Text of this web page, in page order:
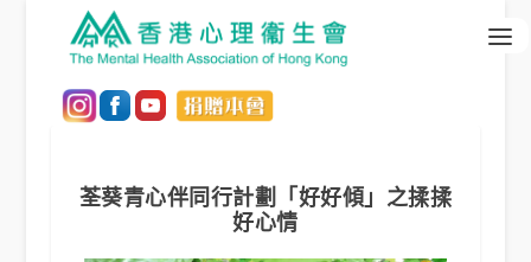
荃葵青心伴同行計劃「好好傾」之揉揉
好心情